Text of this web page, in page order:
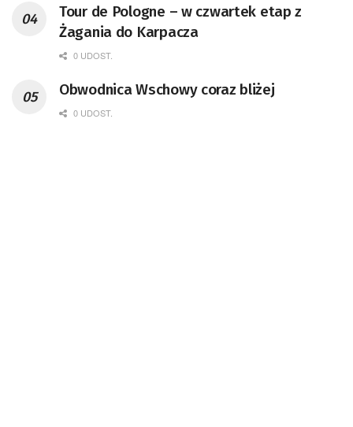
Tour de Pologne – w czwartek etap z
Żagania do Karpacza
0 UDOST.
Obwodnica Wschowy coraz bliżej
0 UDOST.